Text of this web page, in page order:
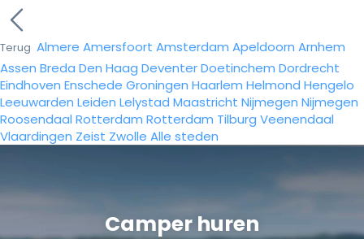
Terug Almere Amersfoort Amsterdam Apeldoorn Arnhem
Assen Breda Den Haag DeventerDoetinchem Dordrecht
Eindhoven Enschede Groningen Haarlem Helmond Hengelo
Leeuwarden Leiden Lelystad Maastricht Nijmegen Nijmegen
Roosendaal Rotterdam Rotterdam Tilburg Veenendaal
Vlaardingen Zeist Zwolle Alle steden
Camper huren